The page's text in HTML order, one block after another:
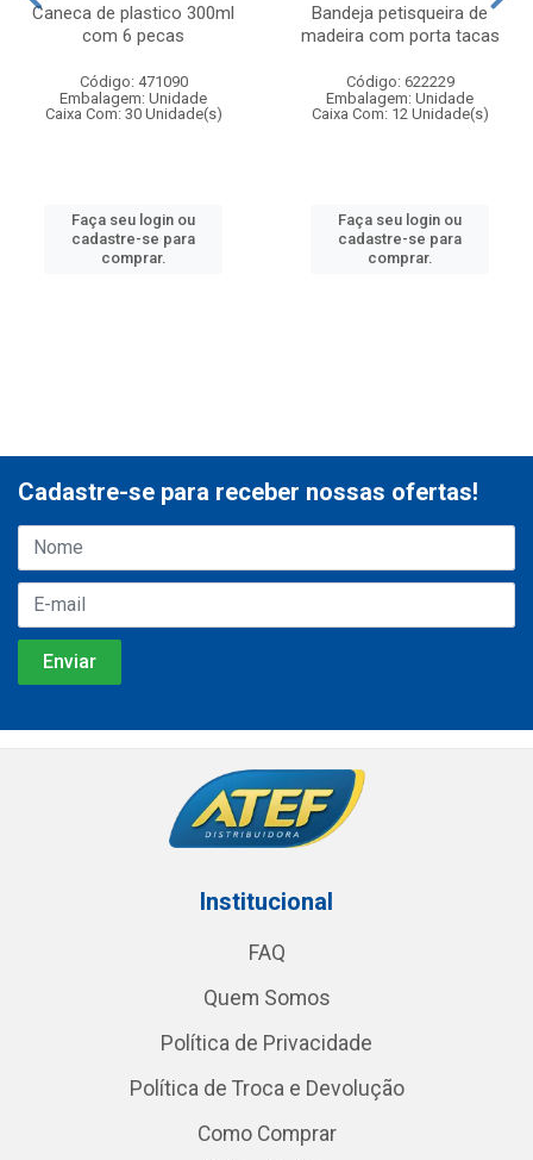
Caneca de plastico 300ml
com 6 pecas
Código: 471090
Embalagem: Unidade
Caixa Com: 30 Unidade(s)
Faça seu login ou
cadastre-se para
comprar.
Bandeja petisqueira de
madeira com porta tacas
Código: 622229
Embalagem: Unidade
Caixa Com: 12 Unidade(s)
Faça seu login ou
cadastre-se para
comprar.
Cadastre-se para receber nossas ofertas!
Institucional
FAQ
Quem Somos
Política de Privacidade
Política de Troca e Devolução
Como Comprar